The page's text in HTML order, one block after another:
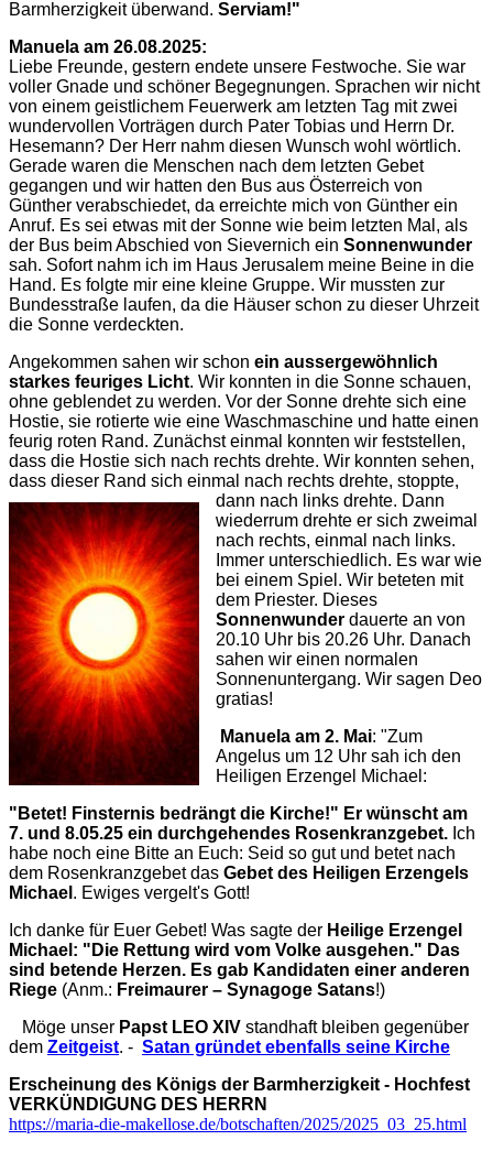
Barmherzigkeit überwand. Serviam!"
Manuela am 26.08.2025:
Liebe Freunde, gestern endete unsere Festwoche. Sie war
voller Gnade und schöner Begegnungen. Sprachen wir nicht
von einem geistlichem Feuerwerk am letzten Tag mit zwei
wundervollen Vorträgen durch Pater Tobias und Herrn Dr.
Hesemann? Der Herr nahm diesen Wunsch wohl wörtlich.
Gerade waren die Menschen nach dem letzten Gebet
gegangen und wir hatten den Bus aus Österreich von
Günther verabschiedet, da erreichte mich von Günther ein
Anruf. Es sei etwas mit der Sonne wie beim letzten Mal, als
der Bus beim Abschied von Sievernich ein Sonnenwunder
sah. Sofort nahm ich im Haus Jerusalem meine Beine in die
Hand. Es folgte mir eine kleine Gruppe. Wir mussten zur
Bundesstraße laufen, da die Häuser schon zu dieser Uhrzeit
die Sonne verdeckten.
Angekommen sahen wir schon ein aussergewöhnlich
starkes feuriges Licht. Wir konnten in die Sonne schauen,
ohne geblendet zu werden. Vor der Sonne drehte sich eine
Hostie, sie rotierte wie eine Waschmaschine und hatte einen
feurig roten Rand. Zunächst einmal konnten wir feststellen,
dass die Hostie sich nach rechts drehte. Wir konnten sehen,
dass dieser Rand sich einmal nach rechts drehte, stoppte,
dann nach links drehte. Dann
wiederrum drehte er sich zweimal
nach rechts, einmal nach links.
Immer unterschiedlich. Es war wie
bei einem Spiel. Wir beteten mit
dem Priester. Dieses
Sonnenwunder dauerte an von
20.10 Uhr bis 20.26 Uhr. Danach
sahen wir einen normalen
Sonnenuntergang. Wir sagen Deo
gratias!
Manuela am 2. Mai: "Zum
Angelus um 12 Uhr sah ich den
Heiligen Erzengel Michael:
"Betet! Finsternis bedrängt die Kirche!" Er wünscht am
7. und 8.05.25 ein durchgehendes Rosenkranzgebet. Ich
habe noch eine Bitte an Euch: Seid so gut und betet nach
dem Rosenkranzgebet das Gebet des Heiligen Erzengels
Michael . Ewiges vergelt's Gott!
Ich danke für Euer Gebet! Was sagte der Heilige Erzengel
Michael: "Die Rettung wird vom Volke ausgehen." Das
sind betende Herzen. Es gab Kandidaten einer anderen
Riege (Anm.: Freimaurer – Synagoge Satans!)
Möge unser Papst LEO XIV standhaft bleiben gegenüber
dem Zeitgeist. - Satan gründet ebenfalls seine Kirche
Erscheinung des Königs der Barmherzigkeit - Hochfest
VERKÜNDIGUNG DES HERRN
https://maria-die-makellose.de/botschaften/2025/2025_03_25.html